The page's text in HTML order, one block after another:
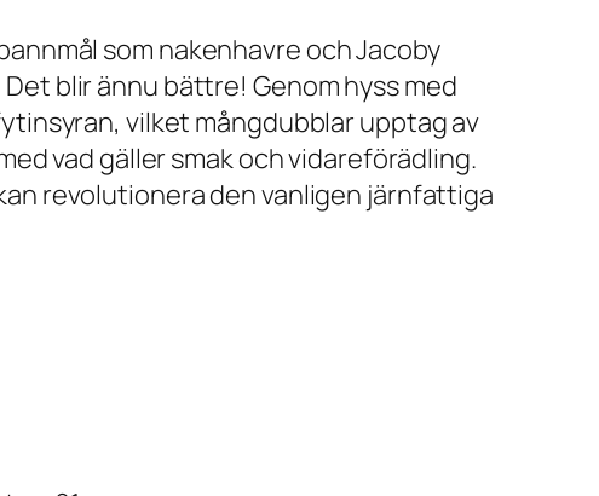
som nakenhavre och Jacoby
blir ännu bättre! Genom hyss med
vilket mångdubblar upptag av
vad gäller smak och vidareförädling.
revolutionera den vanligen järnfattiga